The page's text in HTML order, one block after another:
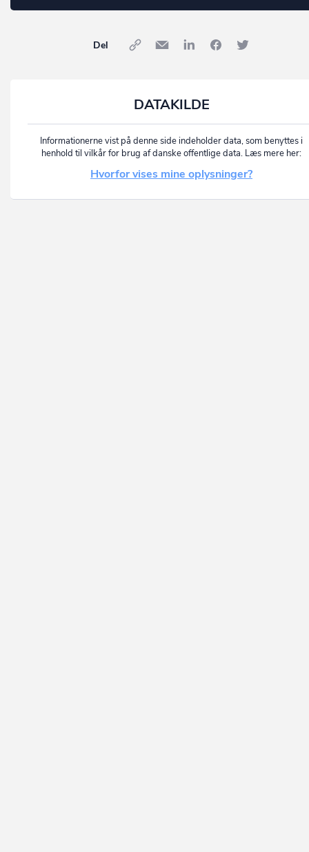
Del
DATAKILDE
Informationerne vist på denne side indeholder data, som benyttes i
henhold til vilkår for brug af danske offentlige data. Læs mere her:
Hvorfor vises mine oplysninger?